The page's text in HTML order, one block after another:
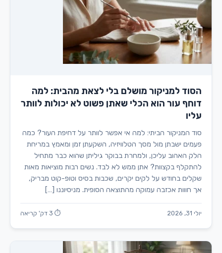
הסוד למניקור מושלם בלי לצאת מהבית: למה
דוחף עור הוא הכלי שאתן פשוט לא יכולות לוותר
עליו
סוד המניקור הביתי: למה אי אפשר לוותר על דחיפת העור? כמה
פעמים ישבתן מול מסך הטלוויזיה, השקעתן זמן ומאמץ במריחת
הלק האהוב עליכן, ולמחרת בבוקר גיליתן שהוא כבר מתחיל
להתקלף בקצוות? אתן ממש לא לבד. נשים רבות מוציאות מאות
שקלים בחודש על לקים יקרים, שכבות בסיס וטופ-קוט מבריק,
אך חווות אכזבה עמוקה מהתוצאה הסופית. מניסיוננו […]
יולי 31, 2026 ⏱ 3 דק' קריאה